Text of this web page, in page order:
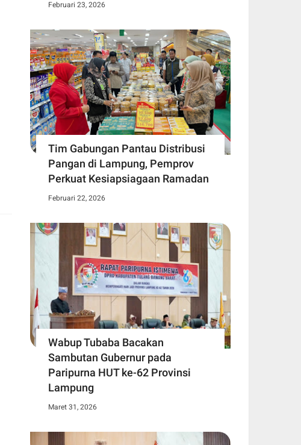
Februari 23, 2026
Tim Gabungan Pantau Distribusi
Pangan di Lampung, Pemprov
Perkuat Kesiapsiagaan Ramadan
Februari 22, 2026
Wabup Tubaba Bacakan
Sambutan Gubernur pada
Paripurna HUT ke-62 Provinsi
Lampung
Maret 31, 2026